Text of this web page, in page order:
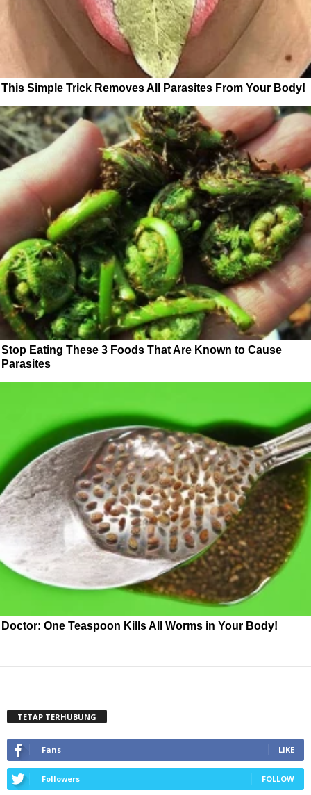
This Simple Trick Removes All Parasites From Your Body!
Stop Eating These 3 Foods That Are Known to Cause
Parasites
Doctor: One Teaspoon Kills All Worms in Your Body!
TETAP TERHUBUNG
Fans LIKE
Followers FOLLOW